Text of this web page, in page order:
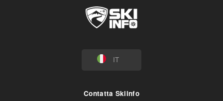
IT
Contatta Skiinfo